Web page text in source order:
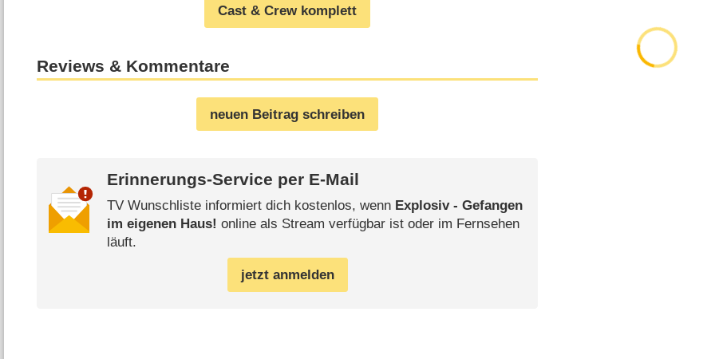
Cast & Crew komplett
Reviews & Kommentare
neuen Beitrag schreiben
Erinnerungs-Service per E-Mail
TV Wunschliste informiert dich kostenlos, wenn Explosiv - Gefangen
im eigenen Haus! online als Stream verfügbar ist oder im Fernsehen
läuft.
jetzt anmelden